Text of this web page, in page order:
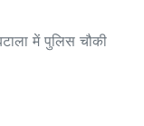
में पुलिस चौकी